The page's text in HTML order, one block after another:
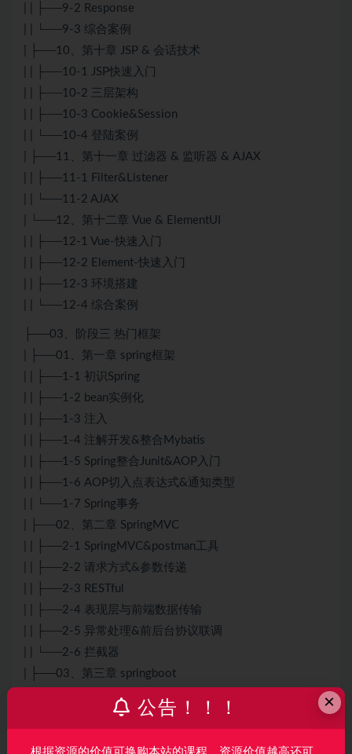
| | ├──9-2 Response
| | └──9-3 综合案例
| ├──10、第十章 JSP & 会话技术
| | ├──10-1 JSP快速入门
| | ├──10-2 三层架构
| | ├──10-3 Cookie&Session
| | └──10-4 登陆案例
| ├──11、第十一章 过滤器 & 监听器 & AJAX
| | ├──11-1 Filter&Listener
| | └──11-2 AJAX
| └──12、第十二章 Vue & ElementUI
| | ├──12-1 Vue-快速入门
| | ├──12-2 Element-快速入门
| | ├──12-3 环境搭建
| | └──12-4 综合案例
├──03、阶段三 热门框架
| ├──01、第一章 spring框架
| | ├──1-1 初识Spring
| | ├──1-2 bean实例化
| | ├──1-3 注入
| | ├──1-4 注解开发&整合Mybatis
| | ├──1-5 Spring整合Junit&AOP入门
| | ├──1-6 AOP切入点表达式&通知类型
| | └──1-7 Spring事务
| ├──02、第二章 SpringMVC
| | ├──2-1 SpringMVC&postman工具
| | ├──2-2 请求方式&参数传递
| | ├──2-3 RESTful
| | ├──2-4 表现层与前端数据传输
| | ├──2-5 异常处理&前后台协议联调
| | └──2-6 拦截器
| ├──03、第三章 springboot
| | ├──3-2 配置文件&多环境开发
×
公告！！！